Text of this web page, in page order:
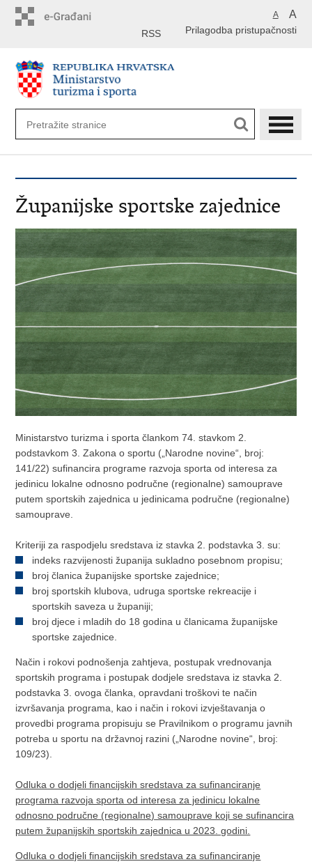
A A
Prilagodba pristupačnosti
RSS
Županijske sportske zajednice
Ministarstvo turizma i sporta člankom 74. stavkom 2.
podstavkom 3. Zakona o sportu („Narodne novine“, broj:
141/22) sufinancira programe razvoja sporta od interesa za
jedinicu lokalne odnosno područne (regionalne) samouprave
putem sportskih zajednica u jedinicama područne (regionalne)
samouprave.
Kriteriji za raspodjelu sredstava iz stavka 2. podstavka 3. su:
indeks razvijenosti županija sukladno posebnom propisu;
broj članica županijske sportske zajednice;
broj sportskih klubova, udruga sportske rekreacije i
sportskih saveza u županiji;
broj djece i mladih do 18 godina u članicama županijske
sportske zajednice.
Način i rokovi podnošenja zahtjeva, postupak vrednovanja
sportskih programa i postupak dodjele sredstava iz stavka 2.
podstavka 3. ovoga članka, opravdani troškovi te način
izvršavanja programa, kao i način i rokovi izvještavanja o
provedbi programa propisuju se Pravilnikom o programu javnih
potreba u sportu na državnoj razini („Narodne novine“, broj:
109/23).
Odluka o dodjeli financijskih sredstava za sufinanciranje
programa razvoja sporta od interesa za jedinicu lokalne
odnosno područne (regionalne) samouprave koji se sufinancira
putem županijskih sportskih zajednica u 2023. godini.
Odluka o dodjeli financijskih sredstava za sufinanciranje